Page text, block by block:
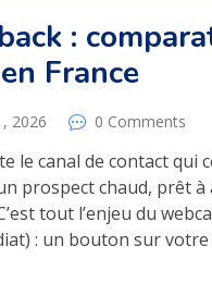
:
France
2026 0 Comments
le canal de contact qui
prospect chaud, prêt
tout l’enjeu du
: un bouton sur